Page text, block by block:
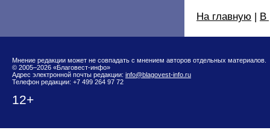
На главную В
Мнение редакции может не совпадать с мнением авторов отдельных материалов.
© 2005–2026 «Благовест-инфо»
Адрес электронной почты редакции: info@blagovest-info.ru
Телефон редакции: +7 499 264 97 72
12+